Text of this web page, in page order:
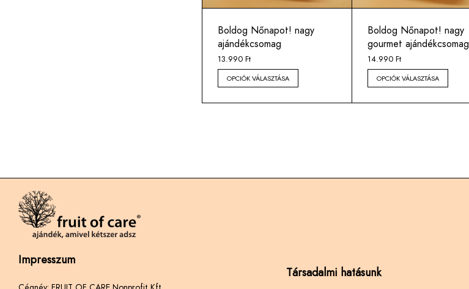
Boldog Nőnapot! nagy
ajándékcsomag
13.990 Ft
OPCIÓK VÁLASZTÁSA
Boldog Nőnapot! nagy
gourmet ajándékcsomag
14.990 Ft
OPCIÓK VÁLASZTÁSA
Impresszum
Társadalmi hatásunk